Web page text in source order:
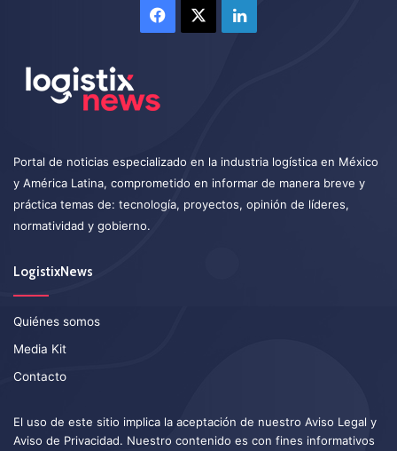
Facebook LinkedIn
Portal de noticias especializado en la industria logística en México
y América Latina, comprometido en informar de manera breve y
práctica temas de: tecnología, proyectos, opinión de líderes,
normatividad y gobierno.
LogistixNews
Quiénes somos
Media Kit
Contacto
El uso de este sitio implica la aceptación de nuestro Aviso Legal y
Aviso de Privacidad. Nuestro contenido es con fines informativos